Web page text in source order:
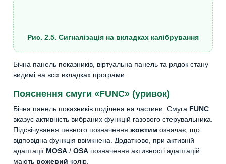
Рис. 2.5. Сигналізація на вкладках калібрування
Бічна панель показників, віртуальна панель та рядок стану
видимі на всіх вкладках програми.
Пояснення смуги «FUNC» (уривок)
Бічна панель показників поділена на частини. Смуга FUNC
вказує активність вибраних функцій газового стерувальника.
Підсвічування певного позначення жовтим означає, що
відповідна функція ввімкнена. Додатково, при активній
адаптації MOSA / OSA позначення активності адаптацій
мають рожевий колір.